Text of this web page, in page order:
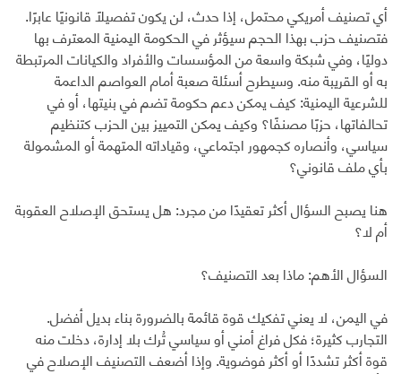
أي تصنيف أمريكي محتمل، إذا حدث، لن يكون تفصيلًا قانونيًا عابرًا.
فتصنيف حزب بهذا الحجم سيؤثر في الحكومة اليمنية المعترف بها
دوليًا، وفي شبكة واسعة من المؤسسات والأفراد والكيانات المرتبطة
به أو القريبة منه. وسيطرح أسئلة صعبة أمام العواصم الداعمة
للشرعية اليمنية: كيف يمكن دعم حكومة تضم في بنيتها، أو في
تحالفاتها، حزبًا مصنفًا؟ وكيف يمكن التمييز بين الحزب كتنظيم
سياسي، وأنصاره كجمهور اجتماعي، وقياداته المتهمة أو المشمولة
بأي ملف قانوني؟
هنا يصبح السؤال أكثر تعقيدًا من مجرد: هل يستحق الإصلاح العقوبة
أم لا؟
السؤال الأهم: ماذا بعد التصنيف؟
في اليمن، لا يعني تفكيك قوة قائمة بالضرورة بناء بديل أفضل.
التجارب كثيرة؛ فكل فراغ أمني أو سياسي تُرك بلا إدارة، دخلت منه
قوة أكثر تشددًا أو أكثر فوضوية. وإذا أضعف التصنيف الإصلاح في